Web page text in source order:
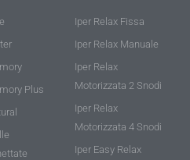
Plus
Iper Relax Fissa
Iper Relax Manuale
Iper Relax
Motorizzata 2 Snodi
Iper Relax
Motorizzata 4 Snodi
Iper Easy Relax